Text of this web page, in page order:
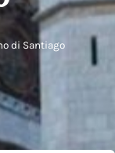
di Santiago